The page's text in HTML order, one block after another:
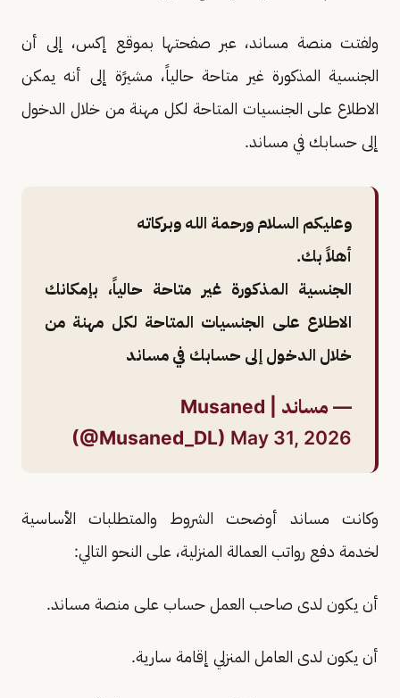
ولفتت منصة مساند، عبر صفحتها بموقع إكس، إلى أن
الجنسية المذكورة غير متاحة حالياً، مشيرًة إلى أنه يمكن
الاطلاع على الجنسيات المتاحة لكل مهنة من خلال الدخول
إلى حسابك في مساند.
وعليكم السلام ورحمة الله وبركاته
أهلاً بك.
الجنسية المذكورة غير متاحة حالياً، بإمكانك
الاطلاع على الجنسيات المتاحة لكل مهنة من
خلال الدخول إلى حسابك في مساند
— مساند | Musaned
(@Musaned_DL) May 31, 2026
وكانت مساند أوضحت الشروط والمتطلبات الأساسية
لخدمة دفع رواتب العمالة المنزلية، على النحو التالي:
أن يكون لدى صاحب العمل حساب على منصة مساند.
أن يكون لدى العامل المنزلي إقامة سارية.